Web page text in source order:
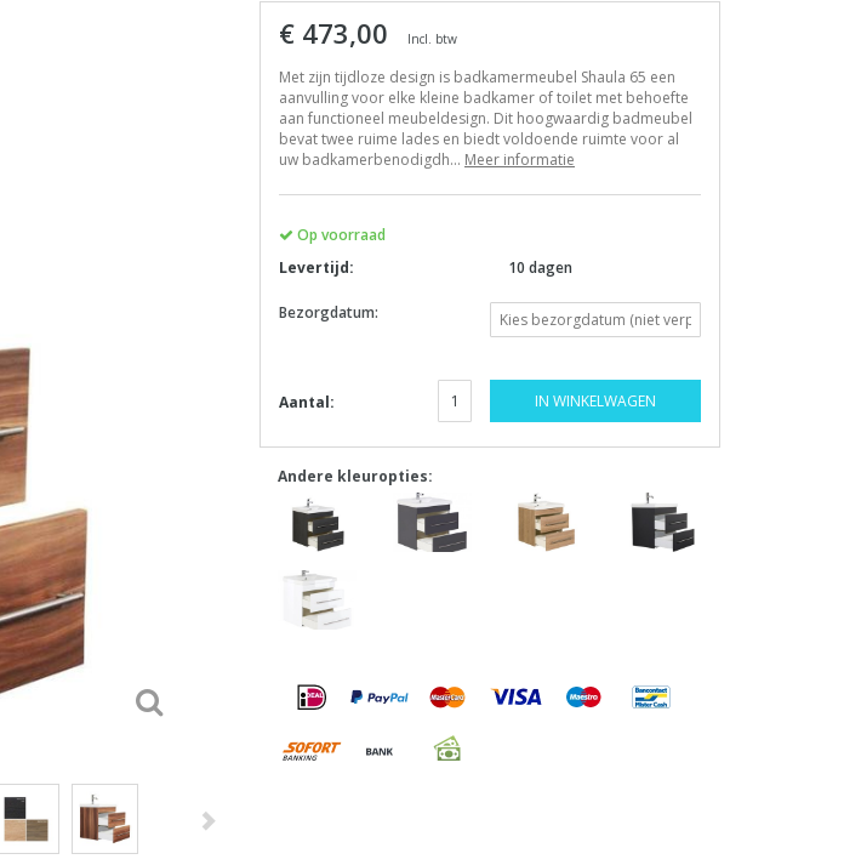
€ 473,00 Incl. btw
Met zijn tijdloze design is badkamermeubel Shaula 65 een
aanvulling voor elke kleine badkamer of toilet met behoefte
aan functioneel meubeldesign. Dit hoogwaardig badmeubel
bevat twee ruime lades en biedt voldoende ruimte voor al
uw badkamerbenodigdh... Meer informatie
Op voorraad
Levertijd:
10 dagen
Bezorgdatum:
Aantal: IN WINKELWAGEN
Andere kleuropties: